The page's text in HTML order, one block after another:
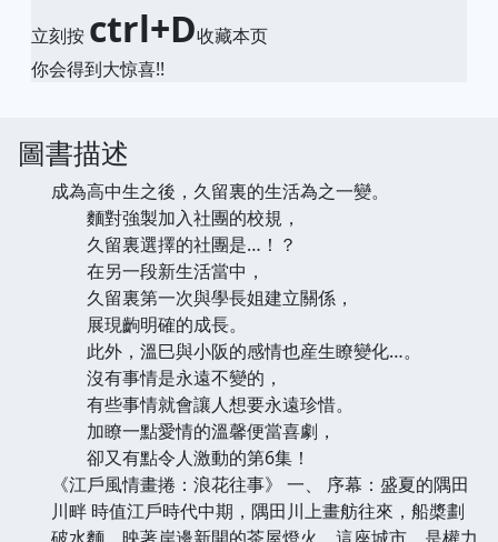
立刻按 ctrl+D收藏本页
你会得到大惊喜!!
圖書描述
成為高中生之後，久留裏的生活為之一變。
麵對強製加入社團的校規，
久留裏選擇的社團是…！？
在另一段新生活當中，
久留裏第一次與學長姐建立關係，
展現齣明確的成長。
此外，溫巳與小阪的感情也産生瞭變化…。
沒有事情是永遠不變的，
有些事情就會讓人想要永遠珍惜。
加瞭一點愛情的溫馨便當喜劇，
卻又有點令人激動的第6集！
《江戶風情畫捲：浪花往事》 一、 序幕：盛夏的隅田
川畔 時值江戶時代中期，隅田川上畫舫往來，船槳劃